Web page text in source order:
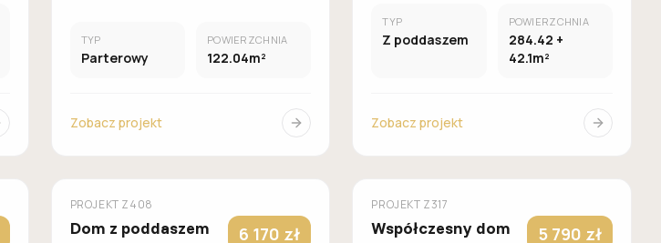
dzienną
TYP
Parterowy
POWIERZCHNIA
122.04m²
Zobacz projekt
dużymi
przeszkleniami i
TYP
Z poddaszem
POWIERZCHNIA
284.42 +
42.1m²
Zobacz projekt
Z500
PROJEKT Z408
Dom z poddaszem
6 170 zł
Z500
PROJEKT Z317
Współczesny dom
5 790 zł